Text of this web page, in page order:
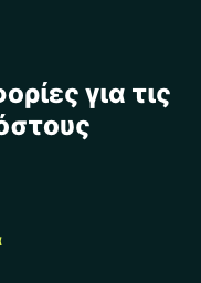
για τις